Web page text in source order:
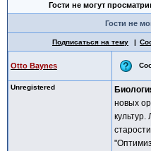
Гости не могут
Гости не
Подписаться на тему
Otto Baynes
Unregistered
новых